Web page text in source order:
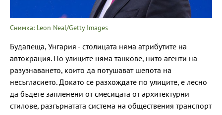
Снимка: Leon Neal/Getty Images
Будапеща, Унгария - столицата няма атрибутите на
автокрация. По улиците няма танкове, нито агенти на
разузнаването, които да потушават шепота на
несъгласието. Докато се разхождате по улиците, е лесно
да бъдете запленени от смесицата от архитектурни
стилове, разгърнатата система на обществения транспорт